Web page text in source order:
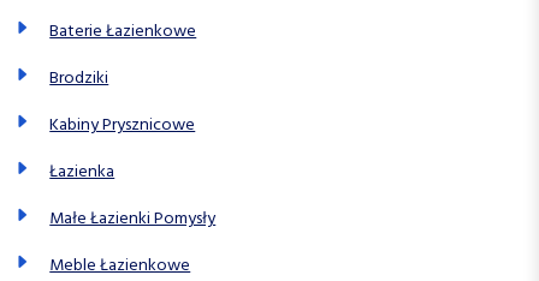
Baterie Łazienkowe
Brodziki
Kabiny Prysznicowe
Łazienka
Małe Łazienki Pomysły
Meble Łazienkowe